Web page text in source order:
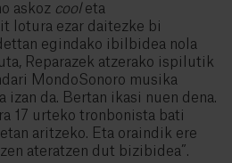
askoz cool eta
lotura ezar daitezke bi
egindako ibilbidea nola
Reparazek atzerako ispilutik
MondoSonoro musika
izan da. Bertan ikasi nuen dena.
17 urteko tronbonista bati
aritzeko. Eta oraindik ere
ateratzen dut bizibidea”.